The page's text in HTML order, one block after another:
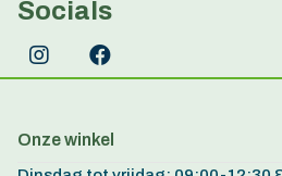
Socials
Onze winkel